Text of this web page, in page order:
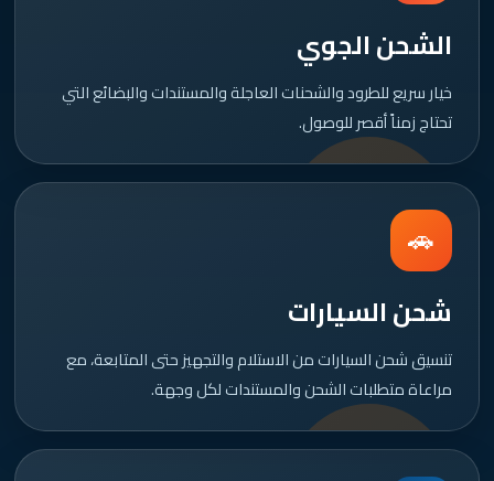
الشحن الجوي
خيار سريع للطرود والشحنات العاجلة والمستندات والبضائع التي
تحتاج زمناً أقصر للوصول.
🚗
شحن السيارات
تنسيق شحن السيارات من الاستلام والتجهيز حتى المتابعة، مع
مراعاة متطلبات الشحن والمستندات لكل وجهة.